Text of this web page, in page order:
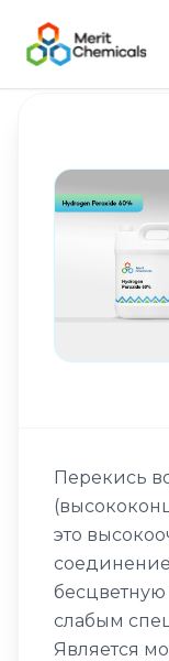
Назад в каталог
Перекись
это
слабым
Является